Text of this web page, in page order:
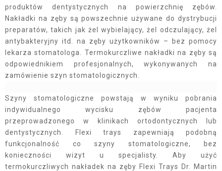
produktów dentystycznych na powierzchnię zębów.
Nakładki na zęby są powszechnie używane do dystrybucji
preparatów, takich jak żel wybielający, żel odczulający, żel
antybakteryjny itd. na zęby użytkowników – bez pomocy
lekarza stomatologa. Termokurczliwe nakładki na zęby są
odpowiednikiem profesjonalnych, wykonywanych na
zamówienie szyn stomatologicznych.
Szyny stomatologiczne powstają w wyniku pobrania
indywidualnego wycisku zębów pacjenta
przeprowadzonego w klinikach ortodontycznych lub
dentystycznych. Flexi trays zapewniają podobną
funkcjonalność co szyny stomatologiczne, bez
konieczności wizyt u specjalisty. Aby użyć
termokurczliwych nakładek na zęby Flexi Trays Dr. Martin